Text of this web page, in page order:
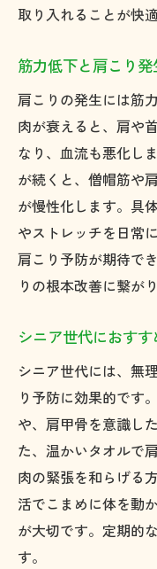
取り入れることが快
筋力低下と肩こり
肩こりの発生には筋
肉が衰えると、肩や
なり、血流も悪化し
が続くと、僧帽筋や
が慢性化します。具
やストレッチを日常
肩こり予防が期待で
りの根本改善に繋が
シニア世代におす
シニア世代には、無
り予防に効果的です
や、肩甲骨を意識し
た、温かいタオルで
肉の緊張を和らげる
活でこまめに体を動
が大切です。定期的
す。